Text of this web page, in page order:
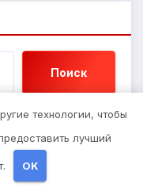
Поиск
технологии, чтобы
лучший
OK